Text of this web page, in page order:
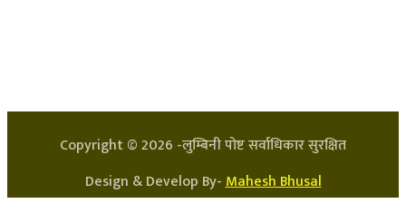
Copyright ©2026 -लुम्बिनी पोष्ट सर्वाधिकार सुरक्षित
Design & Develop By-Mahesh Bhusal